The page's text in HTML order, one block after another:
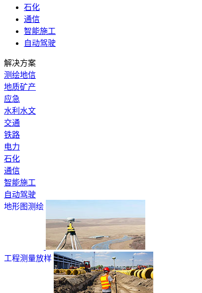
石化
通信
智能施工
自动驾驶
解决方案
测绘地信
地质矿产
应急
水利水文
交通
铁路
电力
石化
通信
智能施工
自动驾驶
地形图测绘
工程测量放样